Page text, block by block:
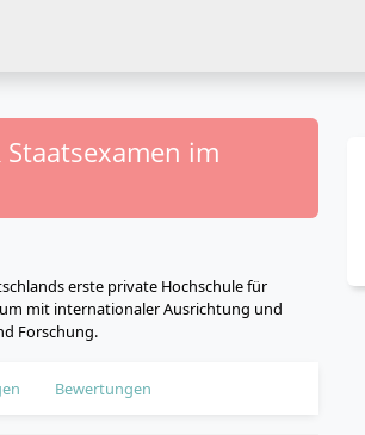
im
erste private Hochschule für
mit internationaler Ausrichtung und
Forschung.
Bewertungen